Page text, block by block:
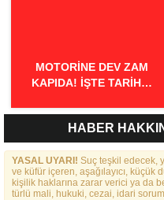
MOTORINE DEV ZAM
KAPIDA! İŞTE TARIH…
HABER
YASAL UYARI! Suç teşkil edecek,
ve küfür içeren, aşağılayıcı, küçük
kişilik haklarına zarar verici ya da
türlü mali, hukuki, cezai, idari